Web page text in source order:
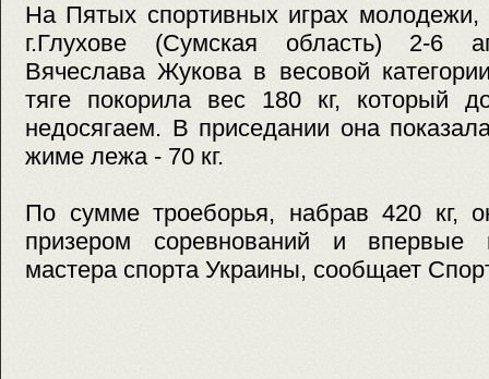
На Пятых спортивных играх молодежи,
г.Глухове (Сумская область) 2-6
Вячеслава Жукова в весовой
тяге покорила вес 180 кг, который
недосягаем. В приседании она
жиме лежа - 70 кг.
По сумме троеборья, набрав 420 кг,
призером соревнований и впервые
мастера спорта Украины, сообщает